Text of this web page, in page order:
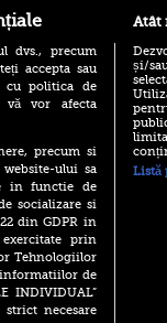
(P)
cu
dvs., precum
accepta sau
cu politica de
vă vor afecta
precum si
ului sa
in functie de
socializare si
din GDPR in
prin
Tehnologiilor
informatiilor de
INDIVIDUAL”
necesare
Atât
și/
Listă